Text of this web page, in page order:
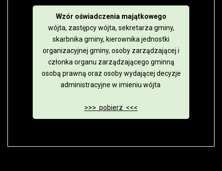
Wzór oświadczenia majątkowego
wójta, zastępcy wójta, sekretarza gminy,
skarbnika gminy, kierownika jednostki
organizacyjnej gminy, osoby zarządzającej i
członka organu zarządzającego gminną
osobą prawną oraz osoby wydającej decyzje
administracyjne w imieniu wójta
>>> pobierz <<<